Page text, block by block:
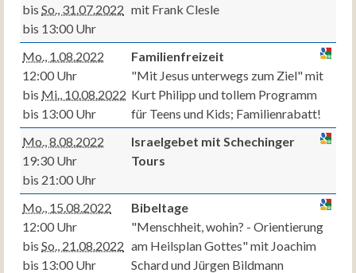
bis So., 31.07.2022
bis 13:00 Uhr
mit Frank Clesle
Mo., 1.08.2022
12:00 Uhr
bis Mi., 10.08.2022
bis 13:00 Uhr
Familienfreizeit
"Mit Jesus unterwegs zum Ziel" mit
Kurt Philipp und tollem Programm
für Teens und Kids; Familienrabatt!
Mo., 8.08.2022
19:30 Uhr
bis 21:00 Uhr
Israelgebet mit Schechinger
Tours
Mo., 15.08.2022
12:00 Uhr
bis So., 21.08.2022
bis 13:00 Uhr
Bibeltage
"Menschheit, wohin? - Orientierung
am Heilsplan Gottes" mit Joachim
Schard und Jürgen Bildmann